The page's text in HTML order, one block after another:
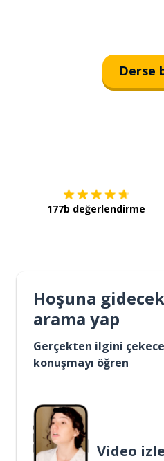
Derse
177b değerlendirme
Hoşuna
arama yap
Gerçekten ilgini
konuşmayı öğren
Video izle